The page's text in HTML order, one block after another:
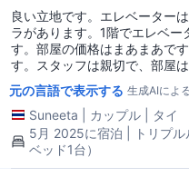
す。あまり多くを期待しない
きる人にはそれがうまく機能
良い立地です。エレベーター
ラがあります。1階でエレベー
す。部屋の価格はまあまあで
す。スタッフは親切で、部屋
元の言語で表示する 生成AIによ
Suneeta カップル
タイ
5月 2025に宿泊 | トリプル
ベッド1台）